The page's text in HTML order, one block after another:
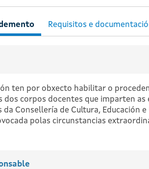
Sobre o procedemento
ten por obxecto habilitar o
dos corpos docentes que imparten as
da Consellería de Cultura, Educación
polas circunstancias